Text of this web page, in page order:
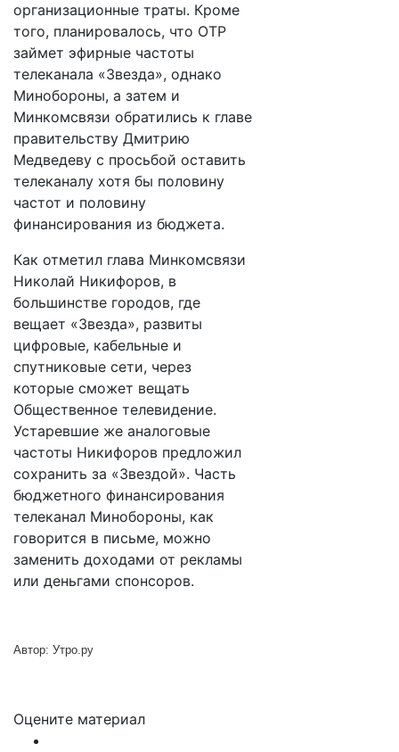
организационные траты. Кроме
того, планировалось, что ОТР
займет эфирные частоты
телеканала «Звезда», однако
Минобороны, а затем и
Минкомсвязи обратились к главе
правительству Дмитрию
Медведеву с просьбой оставить
телеканалу хотя бы половину
частот и половину
финансирования из бюджета.
Как отметил глава Минкомсвязи
Николай Никифоров, в
большинстве городов, где
вещает «Звезда», развиты
цифровые, кабельные и
спутниковые сети, через
которые сможет вещать
Общественное телевидение.
Устаревшие же аналоговые
частоты Никифоров предложил
сохранить за «Звездой». Часть
бюджетного финансирования
телеканал Минобороны, как
говорится в письме, можно
заменить доходами от рекламы
или деньгами спонсоров.
Автор: Утро.ру
Оцените материал